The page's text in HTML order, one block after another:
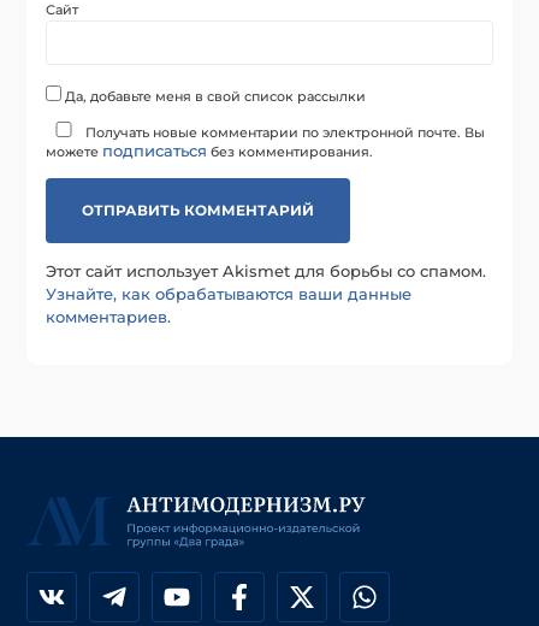
Сайт
Да, добавьте меня в свой список рассылки
Получать новые комментарии по электронной почте. Вы
можете подписаться без комментирования.
Этот сайт использует Akismet для борьбы со спамом.
Узнайте, как обрабатываются ваши данные
комментариев.